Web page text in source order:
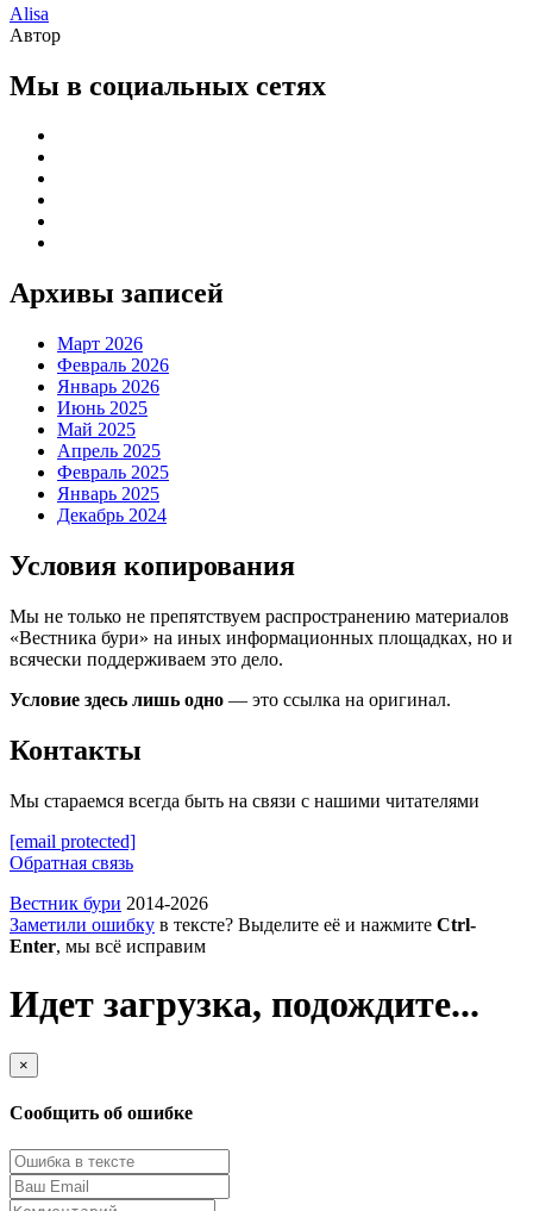
Alisa
Автор
Мы в социальных сетях
Архивы записей
Март 2026
Февраль 2026
Январь 2026
Июнь 2025
Май 2025
Апрель 2025
Февраль 2025
Январь 2025
Декабрь 2024
Условия копирования
Мы не только не препятствуем распространению материалов
«Вестника бури» на иных информационных площадках, но и
всячески поддерживаем это дело.
Условие здесь лишь одно — это ссылка на оригинал.
Контакты
Мы стараемся всегда быть на связи с нашими читателями
[email protected]
Обратная связь
Вестник бури 2014-2026
Заметили ошибку в тексте? Выделите её и нажмите Ctrl-
Enter, мы всё исправим
Идет загрузка, подождите...
×
Сообщить об ошибке